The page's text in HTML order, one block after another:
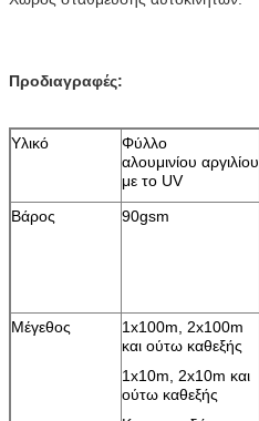
Προδιαγραφές:
Υλικό
Φύλλο
αλουμινίου αργιλίου
με το UV
Βάρος 90gsm
Μέγεθος
1x100m, 2x100m
και ούτω καθεξής
1x10m, 2x10m και
ούτω καθεξής